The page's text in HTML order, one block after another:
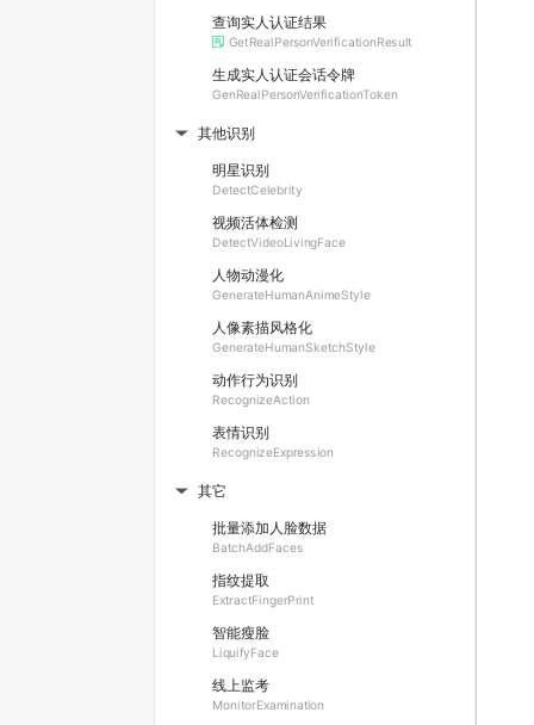
查询实人认证结果
GetRealPersonVerificationResult
生成实人认证会话令牌
GenRealPersonVerificationToken
▶ 其他识别
明星识别
DetectCelebrity
视频活体检测
DetectVideoLivingFace
人物动漫化
GenerateHumanAnimeStyle
人像素描风格化
GenerateHumanSketchStyle
动作行为识别
RecognizeAction
表情识别
RecognizeExpression
▶ 其它
批量添加人脸数据
BatchAddFaces
指纹提取
ExtractFingerPrint
智能瘦脸
LiquifyFace
线上监考
MonitorExamination